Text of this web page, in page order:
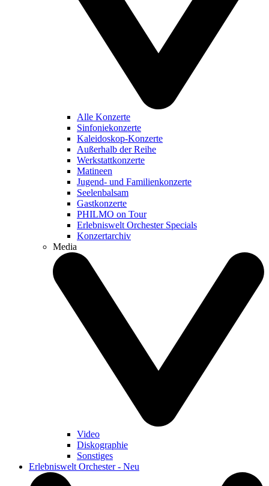
Alle Konzerte
Sinfoniekonzerte
Kaleidoskop-Konzerte
Außerhalb der Reihe
Werkstattkonzerte
Matineen
Jugend- und Familienkonzerte
Seelenbalsam
Gastkonzerte
PHILMO on Tour
Erlebniswelt Orchester Specials
Konzertarchiv
Media
Video
Diskographie
Sonstiges
Erlebniswelt Orchester - Neu